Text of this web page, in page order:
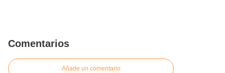
Comentarios
Añade un comentario